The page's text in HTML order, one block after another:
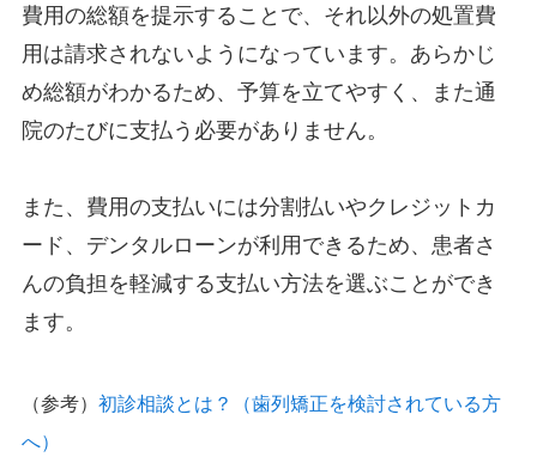
費用の総額を提示することで、それ以外の処置費
用は請求されないようになっています。あらかじ
め総額がわかるため、予算を立てやすく、また通
院のたびに支払う必要がありません。
また、費用の支払いには分割払いやクレジットカ
ード、デンタルローンが利用できるため、患者さ
んの負担を軽減する支払い方法を選ぶことができ
ます。
（参考） 初診相談とは？（歯列矯正を検討されている方
へ）